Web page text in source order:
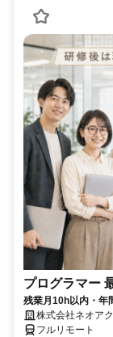
プログラマー
残業月10h以内・年
株式会社ネオア
フルリモート